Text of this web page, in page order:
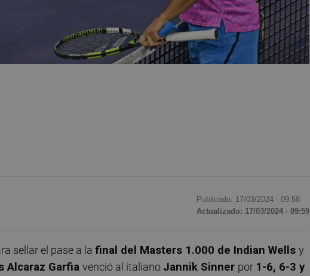
Publicado: 17/03/2024 · 09:58
Actualizado: 17/03/2024 · 09:59
sellar el pase a la final del Masters 1.000 de Indian Wells y
Alcaraz Garfia venció al italiano Jannik Sinner por 1-6, 6-3 y